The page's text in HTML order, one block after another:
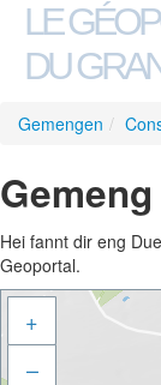
LE
DU
Gemengen /
Hei fannt dir eng
Geoportal.
+
–